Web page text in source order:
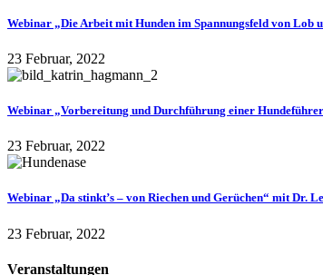
Webinar „Die Arbeit mit Hunden im Spannungsfeld von Lob
23 Februar, 2022
Webinar „Vorbereitung und Durchführung einer
23 Februar, 2022
Webinar „Da stinkt’s – von Riechen und Gerüchen“ mit Dr.
23 Februar, 2022
Veranstaltungen